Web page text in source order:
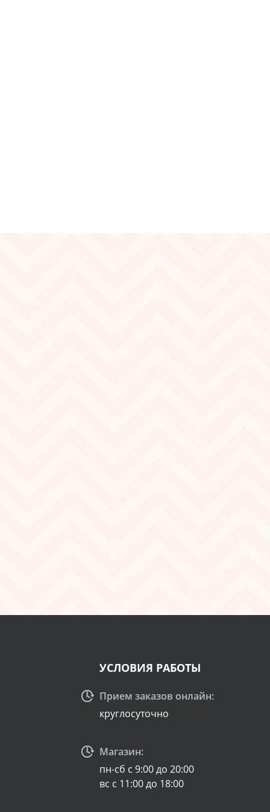
УСЛОВИЯ РАБОТЫ
Прием заказов онлайн:
круглосуточно
Магазин:
пн-сб с 9:00 до 20:00
вс с 11:00 до 18:00